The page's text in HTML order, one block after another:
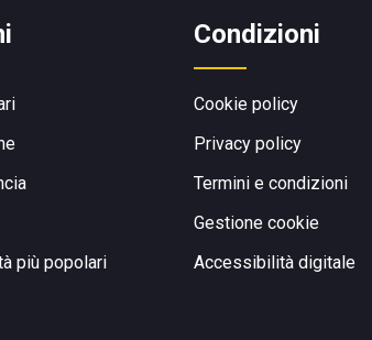
più popolari
Condizioni
Cookie policy
Privacy policy
Termini e condizioni
Gestione cookie
Accessibilità digitale